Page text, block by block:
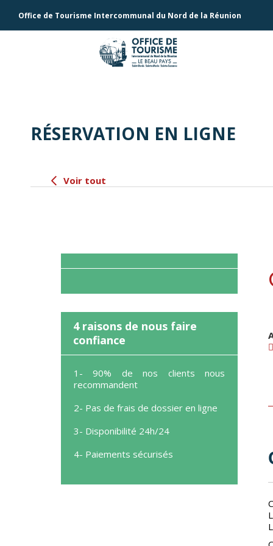
Office de Tourisme Intercommunal du Nord de la Réunion
RÉSERVATION EN LIGNE
Voir tout
4 raisons de nous faire
confiance
1- 90% de nos clients nous
recommandent
2- Pas de frais de dossier en ligne
3- Disponibilité 24h/24
4- Paiements sécurisés